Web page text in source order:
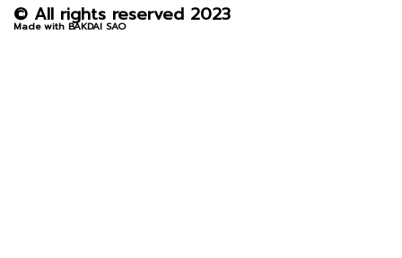
© All rights reserved 2023
Made with BAKDAI SAO